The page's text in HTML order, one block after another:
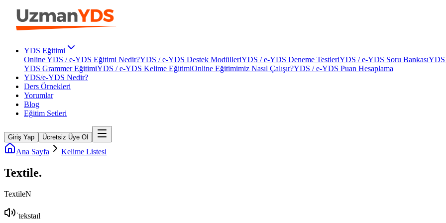
YDS Eğitimi
Online YDS / e-YDS Eğitimi Nedir?YDS / e-YDS Destek ModülleriYDS / e-YDS Deneme TestleriYDS / e-YDS Soru BankasıYDS
YDS Grammer EğitimiYDS / e-YDS Kelime EğitimiOnline Eğitimimiz Nasıl Çalışır?YDS / e-YDS Puan Hesaplama
YDS/e-YDS Nedir?
Ders Örnekleri
Yorumlar
Blog
Eğitim Setleri
Giriş Yap Ücretsiz Üye Ol
Ana Sayfa Kelime Listesi
Textile.
TextileN
ˈtekstaɪl